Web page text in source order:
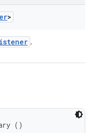
>
.
()